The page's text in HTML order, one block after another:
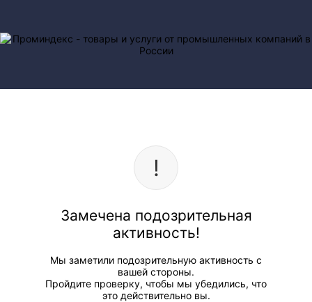
Замечена подозрительная
активность!
Мы заметили подозрительную активность с
вашей стороны.
Пройдите проверку, чтобы мы убедились, что
это действительно вы.